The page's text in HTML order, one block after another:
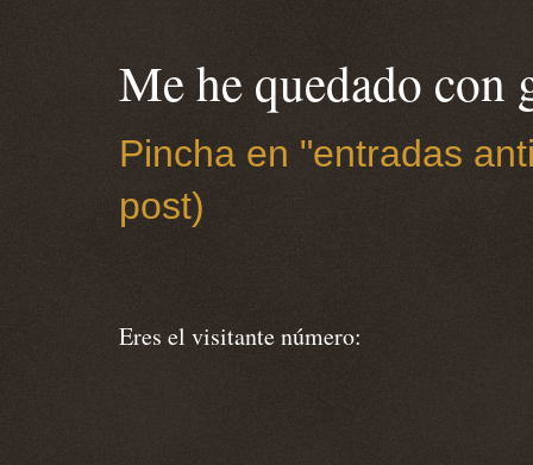
Me he quedado con
Pincha en "entradas
post)
Eres el visitante número: